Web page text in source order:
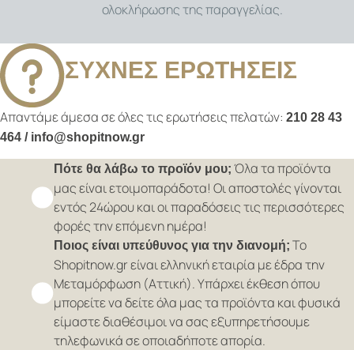
ολοκλήρωσης της παραγγελίας.
ΣΥΧΝΕΣ ΕΡΩΤΗΣΕΙΣ
Απαντάμε άμεσα σε όλες τις ερωτήσεις πελατών: 210 28 43
464 / info@shopitnow.gr
Πότε θα λάβω το προϊόν μου; Όλα τα προϊόντα
μας είναι ετοιμοπαράδοτα! Οι αποστολές γίνονται
εντός 24ώρου και οι παραδόσεις τις περισσότερες
φορές την επόμενη ημέρα!
Ποιος είναι υπεύθυνος για την διανομή; Το
Shopitnow.gr είναι ελληνική εταιρία με έδρα την
Μεταμόρφωση (Αττική). Υπάρχει έκθεση όπου
μπορείτε να δείτε όλα μας τα προϊόντα και φυσικά
είμαστε διαθέσιμοι να σας εξυπηρετήσουμε
τηλεφωνικά σε οποιαδήποτε απορία.